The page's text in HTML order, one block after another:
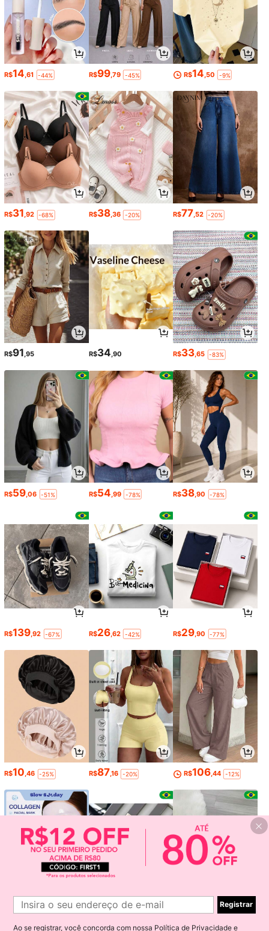
R$14 ,61 -44% R$99,79 -45% R$14 ,50 -9%
R$31,92 -68% R$38,36 -20% R$77,52 -20%
R$91,95 R$34,90 R$33,65 -83%
R$59 ,06 -51% R$54 ,99 -78% R$38 ,90 -78%
R$139,92 -67% R$26,62 -42% R$29,90 -77%
R$10,46 -25% R$87,16 -20% R$106,44 -12%
9,71 -39% R$61,59 -53% R$66,49 -75%
Registrar
Ao se registrar, você concorda com nossa Política de Privacidade e